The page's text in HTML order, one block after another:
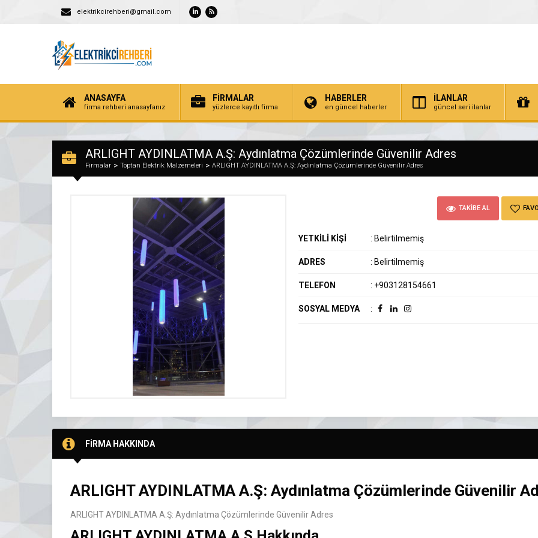
elektrikcirehberi@gmail.com
ANASAYFA
firma rehberi anasayfanız
FİRMALAR
yüzlerce kayıtlı firma
HABERLER
en güncel haberler
İLANLAR
güncel seri ilanlar
ARLIGHT AYDINLATMA A.Ş: Aydınlatma Çözümlerinde Güvenilir Adres
Firmalar Toptan Elektrik Malzemeleri ARLIGHT AYDINLATMA A.Ş: Aydınlatma Çözümlerinde Güvenilir Adres
TAKİBE AL
YETKİLİ KİŞİ : Belirtilmemiş
ADRES : Belirtilmemiş
TELEFON : +903128154661
SOSYAL MEDYA :
FİRMA HAKKINDA
ARLIGHT AYDINLATMA A.Ş: Aydınlatma Çözümlerinde Güvenilir
ARLIGHT AYDINLATMA A.Ş: Aydınlatma Çözümlerinde Güvenilir Adres